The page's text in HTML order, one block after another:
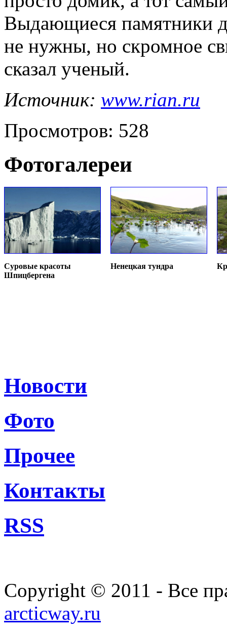
Выдающиеся памятники
не нужны, но скромное
сказал ученый.
Источник: www.rian.ru
Просмотров: 528
Фотогалереи
Суровые красоты
Шпицбергена
Ненецкая тундра
Новости
Фото
Прочее
Контакты
RSS
Copyright © 2011 - Все
arcticway.ru